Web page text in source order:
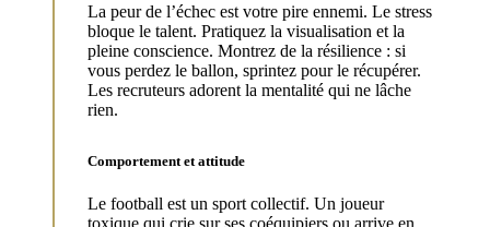
La peur de l’échec est votre pire ennemi. Le stress
bloque le talent. Pratiquez la visualisation et la
pleine conscience. Montrez de la résilience : si
vous perdez le ballon, sprintez pour le récupérer.
Les recruteurs adorent la mentalité qui ne lâche
rien.
Comportement et attitude
Le football est un sport collectif. Un joueur